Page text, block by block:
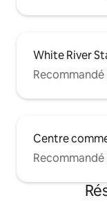
White River
Centre